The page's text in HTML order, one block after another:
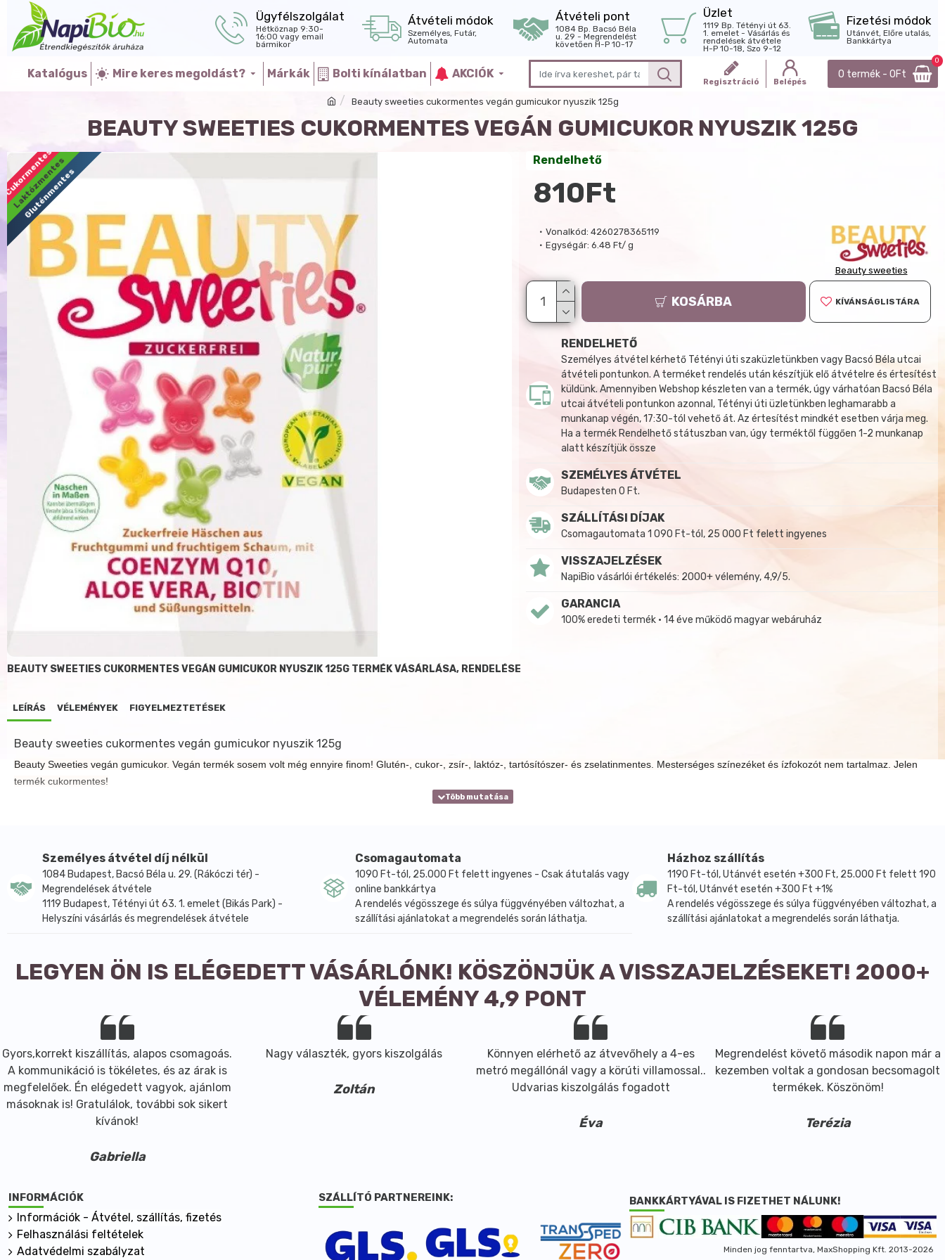
Ügyfélszolgálat
Hétköznap 9:30-
16:00 vagy email
bármikor
Átvételi módok
Személyes, Futár,
Automata
Átvételi pont
1084 Bp. Bacsó Béla
u. 29 - Megrendelést
követően H-P 10-17
Üzlet
1119 Bp. Tétényi út 63.
1. emelet - Vásárlás és
rendelések átvétele
H-P 10-18, Szo 9-12
Fizetési módok
Utánvét, Előre utalás,
Bankkártya
Katalógus Mire keres megoldást? Márkák Bolti kínálatban AKCIÓK
Regisztráció Belépés
0 termék - 0Ft
0
Beauty sweeties cukormentes vegán gumicukor nyuszik 125g
BEAUTY SWEETIES CUKORMENTES VEGÁN GUMICUKOR NYUSZIK 125G
Laktózmentes
Gluténmentes
Cukormentes
Vonalkód: 4260278365119
Egységár: 6.48 Ft/ g
Beauty sweeties
Rendelhető
810Ft
KOSÁRBA KÍVÁNSÁGLISTÁRA
RENDELHETŐ
Személyes átvétel kérhető Tétényi úti szaküzletünkben vagy Bacsó Béla utcai
átvételi pontunkon. A terméket rendelés után készítjük elő átvételre és értesítést
küldünk. Amennyiben Webshop készleten van a termék, úgy várhatóan Bacsó Béla
utcai átvételi pontunkon azonnal, Tétényi úti üzletünkben leghamarabb a
munkanap végén, 17:30-tól vehető át. Az értesítést mindkét esetben várja meg.
Ha a termék Rendelhető státuszban van, úgy terméktől függően 1-2 munkanap
alatt készítjük össze
SZEMÉLYES ÁTVÉTEL
Budapesten 0 Ft.
SZÁLLÍTÁSI DÍJAK
Csomagautomata 1 090 Ft-tól, 25 000 Ft felett ingyenes
VISSZAJELZÉSEK
NapiBio vásárlói értékelés: 2000+ vélemény, 4,9/5.
GARANCIA
100% eredeti termék • 14 éve működő magyar webáruház
BEAUTY SWEETIES CUKORMENTES VEGÁN GUMICUKOR NYUSZIK 125G TERMÉK VÁSÁRLÁSA, RENDELÉSE
LEÍRÁS VÉLEMÉNYEK FIGYELMEZTETÉSEK
Beauty sweeties cukormentes vegán gumicukor nyuszik 125g
Beauty Sweeties vegán gumicukor. Vegán termék sosem volt még ennyire finom! Glutén-, cukor-, zsír-, laktóz-, tartósítószer- és zselatinmentes. Mesterséges színezéket és ízfokozót nem tartalmaz. Jelen
termék cukormentes!
Személyes átvétel díj nélkül
1084 Budapest, Bacsó Béla u. 29. (Rákóczi tér) -
Megrendelések átvétele
1119 Budapest, Tétényi út 63. 1. emelet (Bikás Park) -
Helyszíni vásárlás és megrendelések átvétele
Csomagautomata
1090 Ft-tól, 25.000 Ft felett ingyenes - Csak átutalás vagy
online bankkártya
A rendelés végösszege és súlya függvényében változhat, a
szállítási ajánlatokat a megrendelés során láthatja.
Házhoz szállítás
1190 Ft-tól, Utánvét esetén +300 Ft, 25.000 Ft felett 190
Ft-tól, Utánvét esetén +300 Ft +1%
A rendelés végösszege és súlya függvényében változhat, a
szállítási ajánlatokat a megrendelés során láthatja.
LEGYEN ÖN IS ELÉGEDETT VÁSÁRLÓNK! KÖSZÖNJÜK A VISSZAJELZÉSEKET! 2000+
VÉLEMÉNY 4,9 PONT
Gyors,korrekt kiszállítás, alapos csomagoás.
A kommunikáció is tökéletes, és az árak is
megfelelőek. Én elégedett vagyok, ajánlom
másoknak is! Gratulálok, további sok sikert
kívánok!
Gabriella
Nagy választék, gyors kiszolgálás
Zoltán
Könnyen elérhető az átvevőhely a 4-es
metró megállónál vagy a körúti villamossal..
Udvarias kiszolgálás fogadott
Éva
Megrendelést követő második napon már a
kezemben voltak a gondosan becsomagolt
termékek. Köszönöm!
Terézia
INFORMÁCIÓK
Információk - Átvétel, szállítás, fizetés
Felhasználási feltételek
Adatvédelmi szabályzat
SZÁLLÍTÓ PARTNEREINK: BANKKÁRTYÁVAL IS FIZETHET NÁLUNK!
Minden jog fenntartva, MaxShopping Kft. 2013-2026